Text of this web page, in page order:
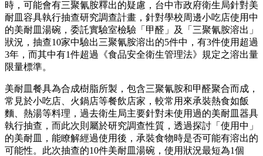
時，可能會有三聚氰胺釋出的疑慮，台中市政府衛生局針對美
耐皿容具執行抽查研究調查計畫，針對學校周邊小吃店使用中
的美耐皿湯碗，委託實驗室檢驗「甲醛」及「三聚氰胺溶出」
狀況，抽查10家中驗出三聚氰胺溶出的5件中，有3件使用超過
3年，而其中有1件超過《食品安全衛生管理法》規定之溶出量
限量標準。
美耐皿餐具為合成樹脂所製，包含三聚氰胺和甲醛聚合而成，
常見於小吃店、火鍋店等餐飲店家，較常用來承裝熱食如飯
麵、熱湯等料理，過去衛生局主要針對未使用過的美耐皿器具
執行抽查，而此次則屬於研究調查性質，透過探討「使用中」
的美耐皿，能瞭解經過使用後，承裝食物時是否可能有溶出的
可能性。此次抽查的10件美耐皿湯碗，使用狀況最短為1個